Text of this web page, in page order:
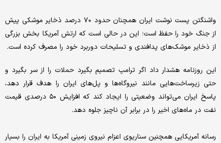
واشنگتن پست نوشت ایران همچنان حدود ۷۰ درصد ذخایر موشکی پیش
از جنگ خود را حفظ است؛ این در حالی است که ارتش آمریکا بخش بزرگی
از ذخایر موشک‌های پدافندی و تسلیحات دوربرد خود را مصرف کرده است.
این روزنامه هشدار داد اگر ترامپ تصمیم بگیرد حملات را از سر بگیرد و
حتی زیرساخت‌هایی مانند نیروگاه‌ها و پل‌های ایران را هدف قرار دهد،
پاسخ ایران می‌تواند وضعیتی را ایجاد کند که افزایش ۵۰ درصدی قیمت
نفت در ماه‌های اخیر را در برابر آن ناچیز جلوه دهد.
رسانه آمریکایی همچنین سناریوی اعزام نیروی زمینی آمریکا به ایران را بسیار